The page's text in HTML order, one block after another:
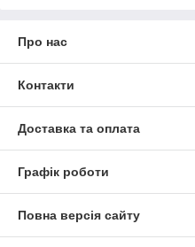
Про нас
Контакти
Доставка та оплата
Графік роботи
Повна версія сайту